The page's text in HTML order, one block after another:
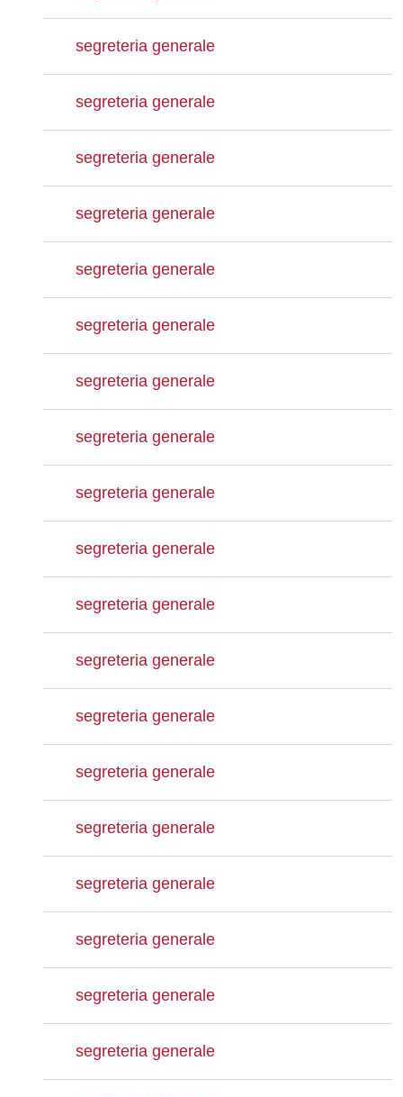
segreteria generale
segreteria generale
segreteria generale
segreteria generale
segreteria generale
segreteria generale
segreteria generale
segreteria generale
segreteria generale
segreteria generale
segreteria generale
segreteria generale
segreteria generale
segreteria generale
segreteria generale
segreteria generale
segreteria generale
segreteria generale
segreteria generale